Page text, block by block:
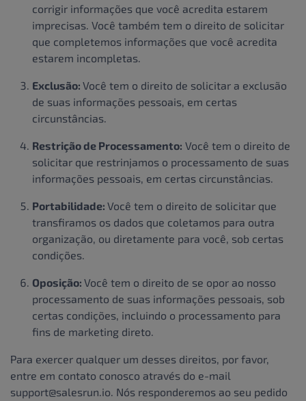
corrigir informações que você acredita estarem
imprecisas. Você também tem o direito de solicitar
que completemos informações que você acredita
estarem incompletas.
Exclusão: Você tem o direito de solicitar a exclusão
de suas informações pessoais, em certas
circunstâncias.
Restrição de Processamento: Você tem o direito de
solicitar que restrinjamos o processamento de suas
informações pessoais, em certas circunstâncias.
Portabilidade: Você tem o direito de solicitar que
transfiramos os dados que coletamos para outra
organização, ou diretamente para você, sob certas
condições.
Oposição: Você tem o direito de se opor ao nosso
processamento de suas informações pessoais, sob
certas condições, incluindo o processamento para
fins de marketing direto.
Para exercer qualquer um desses direitos, por favor,
entre em contato conosco através do e-mail
support@salesrun.io. Nós responderemos ao seu pedido